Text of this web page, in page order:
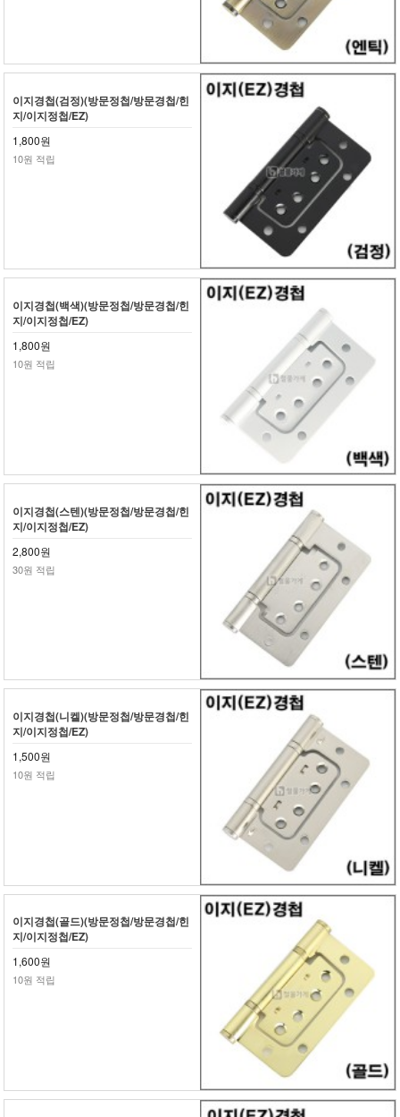
이지경첩(검정)(방문정첩/방문경첩/힌
지/이지정첩/EZ)
1,800원
10원 적립
이지경첩(백색)(방문정첩/방문경첩/힌
지/이지정첩/EZ)
1,800원
10원 적립
이지경첩(스텐)(방문정첩/방문경첩/힌
지/이지정첩/EZ)
2,800원
30원 적립
이지경첩(니켈)(방문정첩/방문경첩/힌
지/이지정첩/EZ)
1,500원
10원 적립
이지경첩(골드)(방문정첩/방문경첩/힌
지/이지정첩/EZ)
1,600원
10원 적립